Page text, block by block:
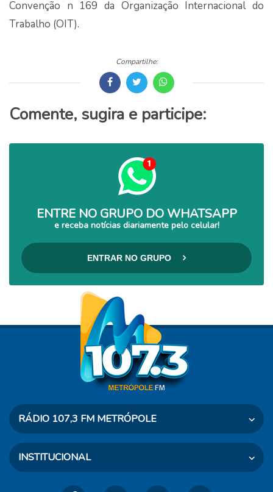
Convenção n 169 da Organização Internacional do
Trabalho (OIT).
Compartilhe:
Comente, sugira e participe:
ENTRE NO GRUPO DO WHATSAPP
e receba notícias diariamente pelo celular!
ENTRAR NO GRUPO
RÁDIO 107,3 FM METRÓPOLE
Rua Dr. Taves, 460 - Osvaldo Cruz - SP
INSTITUCIONAL